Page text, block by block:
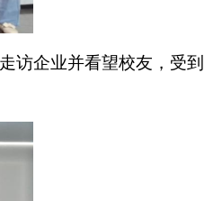
访企业并看望校友，受到